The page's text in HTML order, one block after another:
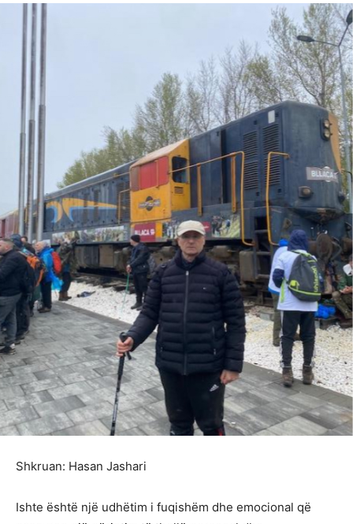
Shkruan: Hasan Jashari
Ishte është një udhëtim i fuqishëm dhe emocional që